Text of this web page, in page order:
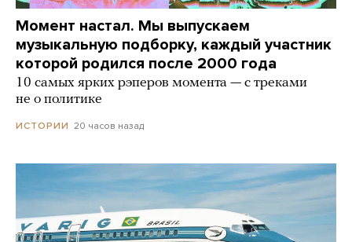
Момент настал. Мы выпускаем
музыкальную подборку, каждый участник
которой родился после 2000 года
10 самых ярких рэперов момента — с треками
не о политике
ИСТОРИИ 20 часов назад